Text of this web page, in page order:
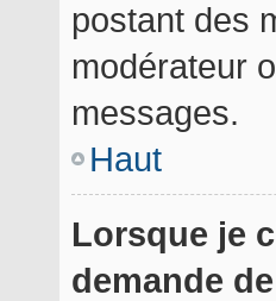
postant des
modérateur
messages.
Haut
Lorsque je
demande